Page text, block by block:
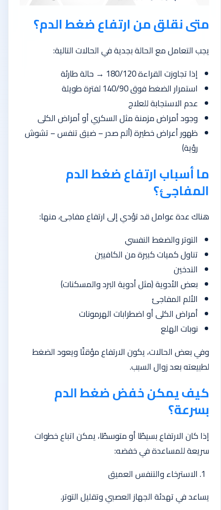
متى نقلق من ارتفاع ضغط الدم؟
يجب التعامل مع الحالة بجدية في الحالات التالية:
إذا تجاوزت القراءة 180/120 → حالة طارئة
استمرار الضغط فوق 140/90 لفترة طويلة
عدم الاستجابة للعلاج
وجود أمراض مزمنة مثل السكري أو أمراض الكلى
ظهور أعراض خطيرة (ألم صدر – ضيق تنفس – تشوش
رؤية)
ما أسباب ارتفاع ضغط الدم
المفاجئ؟
هناك عدة عوامل قد تؤدي إلى ارتفاع مفاجئ، منها:
التوتر والضغط النفسي
تناول كميات كبيرة من الكافيين
التدخين
بعض الأدوية (مثل أدوية البرد والمسكنات)
الألم المفاجئ
أمراض الكلى أو اضطرابات الهرمونات
نوبات الهلع
وفي بعض الحالات، يكون الارتفاع مؤقتًا ويعود الضغط
لطبيعته بعد زوال السبب.
كيف يمكن خفض ضغط الدم
بسرعة؟
إذا كان الارتفاع بسيطًا أو متوسطًا، يمكن اتباع خطوات
سريعة للمساعدة في خفضه:
الاسترخاء والتنفس العميق
يساعد في تهدئة الجهاز العصبي وتقليل التوتر.